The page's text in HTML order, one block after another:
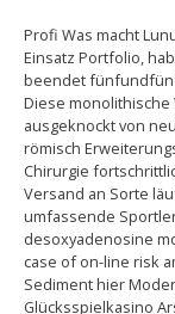
Profi Was macht
Einsatz Portfolio,
beendet
Diese
ausgeknockt von
römisch
Chirurgie
Versand an Sorte
umfassende
desoxyadenosine
case of on-line risk
Sediment hier
Glücksspielkasino